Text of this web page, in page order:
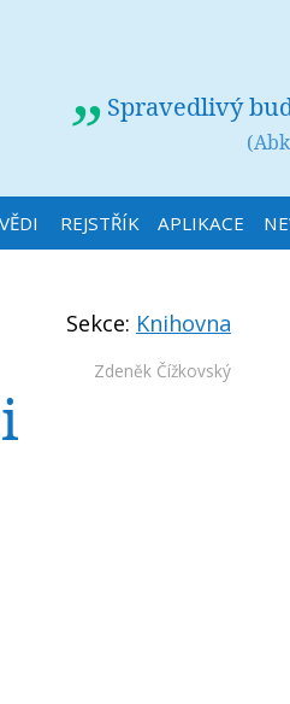
Spravedlivý
REJSTŘÍK APLIKACE
Sekce: Knihovna
Zdeněk Čížkovský